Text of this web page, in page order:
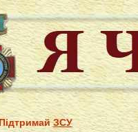
ПідтримайЗСУ